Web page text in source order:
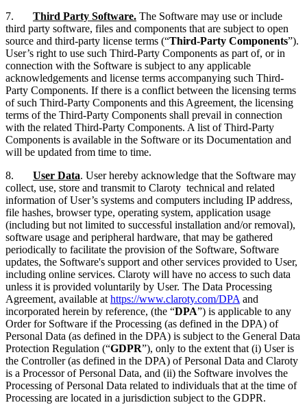
7. Third Party Software. The Software may use or include
third party software, files and components that are subject to open
source and third-party license terms (“Third-Party Components”).
User’s right to use such Third-Party Components as part of, or in
connection with the Software is subject to any applicable
acknowledgements and license terms accompanying such Third-
Party Components. If there is a conflict between the licensing terms
of such Third-Party Components and this Agreement, the licensing
terms of the Third-Party Components shall prevail in connection
with the related Third-Party Components. A list of Third-Party
Components is available in the Software or its Documentation and
will be updated from time to time.
8. User Data. User hereby acknowledge that the Software may
collect, use, store and transmit to Claroty technical and related
information of User’s systems and computers including IP address,
file hashes, browser type, operating system, application usage
(including but not limited to successful installation and/or removal),
software usage and peripheral hardware, that may be gathered
periodically to facilitate the provision of the Software, Software
updates, the Software's support and other services provided to User,
including online services. Claroty will have no access to such data
unless it is provided voluntarily by User. The Data Processing
Agreement, available at https://www.claroty.com/DPA and
incorporated herein by reference, (the “DPA”) is applicable to any
Order for Software if the Processing (as defined in the DPA) of
Personal Data (as defined in the DPA) is subject to the General Data
Protection Regulation (“GDPR”), only to the extent that (i) User is
the Controller (as defined in the DPA) of Personal Data and Claroty
is a Processor of Personal Data, and (ii) the Software involves the
Processing of Personal Data related to individuals that at the time of
Processing are located in a jurisdiction subject to the GDPR.